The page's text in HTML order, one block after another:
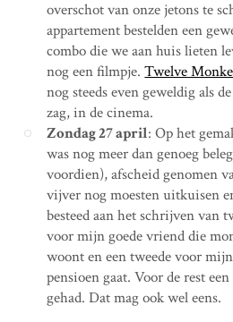
overschot van onze jetons te
appartement bestelden een
combo die we aan huis lieten
nog een filmpje.Twelve
nog steeds even geweldig als
zag, in de cinema.
Zondag 27 april: Op het
was nog meer dan genoeg
voordien), afscheid genomen
vijver nog moesten uitkuisen
besteed aan het schrijven van
voor mijn goede vriend die
woont en een tweede voor
pensioen gaat. Voor de rest
gehad. Dat mag ook wel eens.